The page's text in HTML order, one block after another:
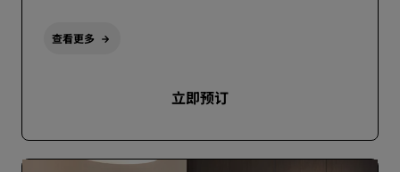
查看更多
立即预订